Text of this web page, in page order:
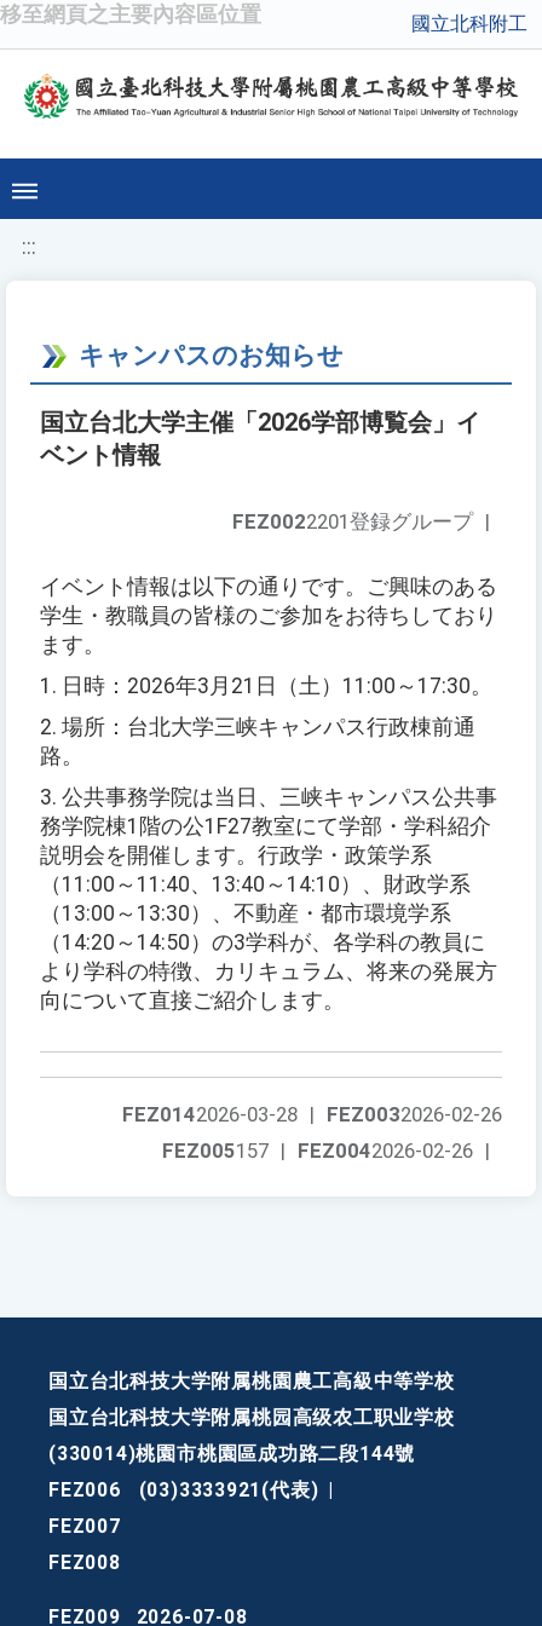
移至網頁之主要內容區位置 國立北科附工
:::
キャンパスのお知らせ
国立台北大学主催「2026学部博覧会」イ
ベント情報
FEZ0022201登録グループ |
イベント情報は以下の通りです。ご興味のある
学生・教職員の皆様のご参加をお待ちしており
ます。
1. 日時：2026年3月21日（土）11:00～17:30。
2. 場所：台北大学三峡キャンパス行政棟前通
路。
3. 公共事務学院は当日、三峡キャンパス公共事
務学院棟1階の公1F27教室にて学部・学科紹介
説明会を開催します。行政学・政策学系
（11:00～11:40、13:40～14:10）、財政学系
（13:00～13:30）、不動産・都市環境学系
（14:20～14:50）の3学科が、各学科の教員に
より学科の特徴、カリキュラム、将来の発展方
向について直接ご紹介します。
FEZ0032026-02-26
FEZ0142026-03-28 |
FEZ0042026-02-26 |
FEZ005157 |
国立台北科技大学附属桃園農工高級中等学校
国立台北科技大学附属桃园高级农工职业学校
(330014)桃園市桃園區成功路二段144號
FEZ006
(03)3333921(代表)
FEZ007
FEZ008
FEZ009 2026-07-08